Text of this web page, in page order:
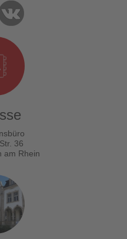
36
am Rhein